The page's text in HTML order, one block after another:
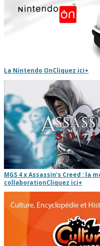
La Nintendo OnCliquez ici+
MGS 4 x Assassin’s Creed : la
collaborationCliquez ici+